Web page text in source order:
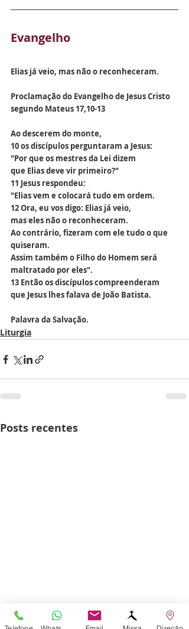
Evangelho
Elias já veio, mas não o reconheceram.
Proclamação do Evangelho de Jesus Cristo
segundo Mateus 17,10-13
Ao descerem do monte,
10 os discípulos perguntaram a Jesus:
"Por que os mestres da Lei dizem
que Elias deve vir primeiro?"
11 Jesus respondeu:
"Elias vem e colocará tudo em ordem.
12 Ora, eu vos digo: Elias já veio,
mas eles não o reconheceram.
Ao contrário, fizeram com ele tudo o que
quiseram.
Assim também o Filho do Homem será
maltratado por eles".
13 Então os discípulos compreenderam
que Jesus lhes falava de João Batista.
Palavra da Salvação.
Liturgia
Posts recentes